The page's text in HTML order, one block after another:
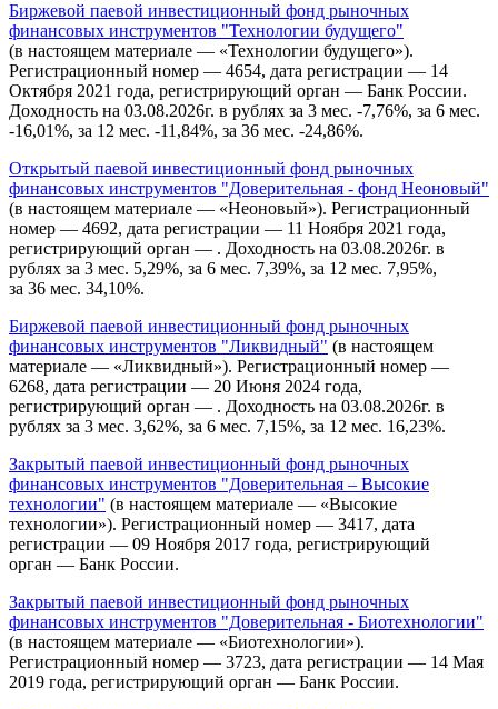
Биржевой паевой инвестиционный фонд рыночных
финансовых инструментов "Технологии будущего"
(в настоящем материале — «Технологии будущего»).
Регистрационный номер — 4654, дата регистрации — 14
Октября 2021 года, регистрирующий орган — Банк России.
Доходность на 03.08.2026г. в рублях за 3 мес. -7,76%, за 6 мес.
-16,01%, за 12 мес. -11,84%, за 36 мес. -24,86%.
Открытый паевой инвестиционный фонд рыночных
финансовых инструментов "Доверительная - фонд Неоновый"
(в настоящем материале — «Неоновый»). Регистрационный
номер — 4692, дата регистрации — 11 Ноября 2021 года,
регистрирующий орган — . Доходность на 03.08.2026г. в
рублях за 3 мес. 5,29%, за 6 мес. 7,39%, за 12 мес. 7,95%,
за 36 мес. 34,10%.
Биржевой паевой инвестиционный фонд рыночных
финансовых инструментов "Ликвидный" (в настоящем
материале — «Ликвидный»). Регистрационный номер —
6268, дата регистрации — 20 Июня 2024 года,
регистрирующий орган — . Доходность на 03.08.2026г. в
рублях за 3 мес. 3,62%, за 6 мес. 7,15%, за 12 мес. 16,23%.
Закрытый паевой инвестиционный фонд рыночных
финансовых инструментов "Доверительная – Высокие
технологии" (в настоящем материале — «Высокие
технологии»). Регистрационный номер — 3417, дата
регистрации — 09 Ноября 2017 года, регистрирующий
орган — Банк России.
Закрытый паевой инвестиционный фонд рыночных
финансовых инструментов "Доверительная - Биотехнологии"
(в настоящем материале — «Биотехнологии»).
Регистрационный номер — 3723, дата регистрации — 14 Мая
2019 года, регистрирующий орган — Банк России.